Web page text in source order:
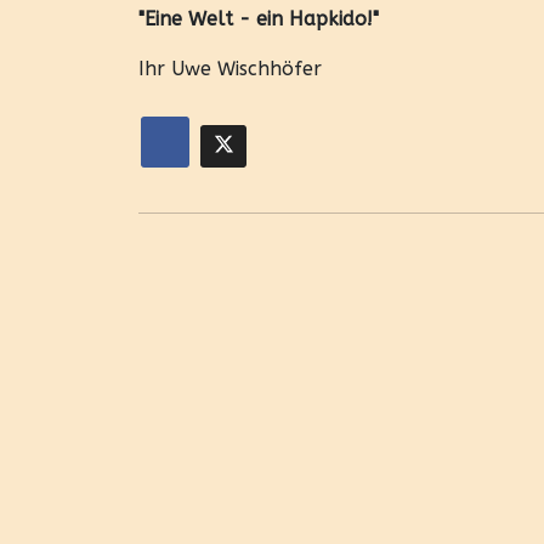
"Eine Welt - ein Hapkido!"
Ihr Uwe Wischhöfer